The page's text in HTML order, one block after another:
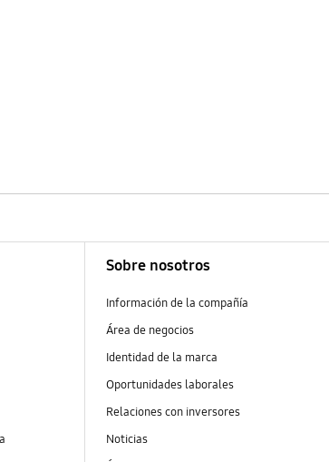
Sobre nosotros
Información de la compañía
Área de negocios
Identidad de la marca
Oportunidades laborales
Relaciones con inversores
Noticias